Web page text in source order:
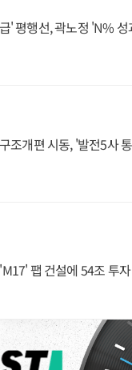
' 평행선, 곽노정 'N%
조개편 시동, '발전5사
팹 건설에 54조 투